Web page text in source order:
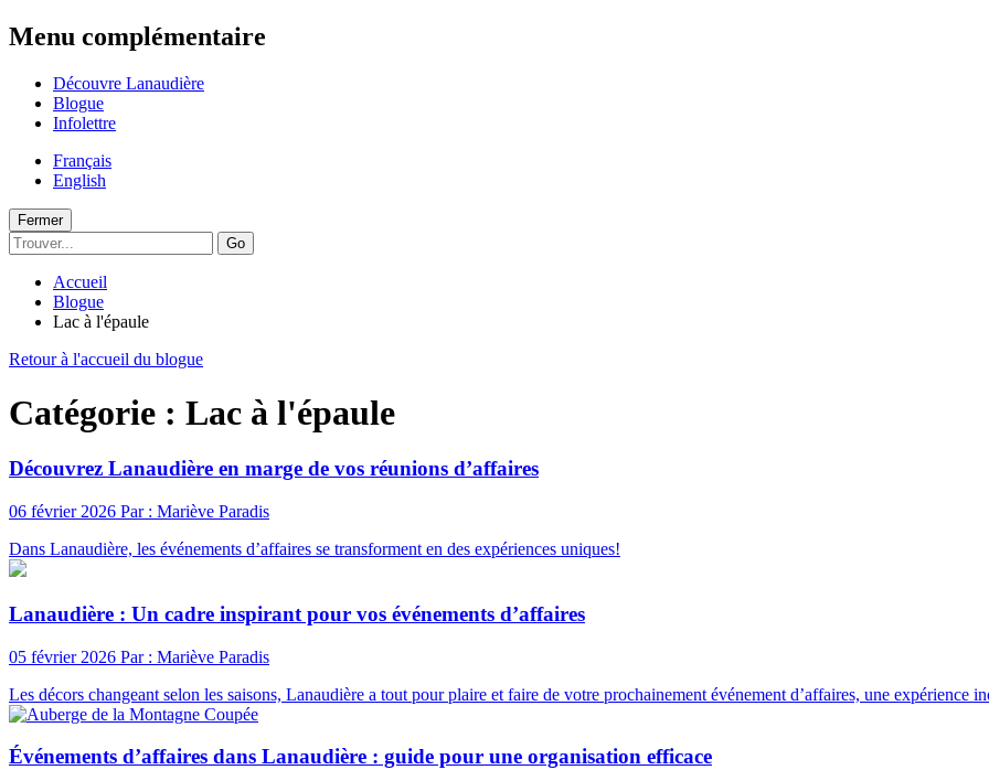
Menu complémentaire
Découvre Lanaudière
Blogue
Infolettre
Français
English
Fermer
Go
Accueil
Blogue
Lac à l'épaule
Retour à l'accueil du blogue
Catégorie : Lac à l'épaule
Découvrez Lanaudière en marge de vos réunions d’affaires
06 février 2026 Par : Mariève Paradis
Dans Lanaudière, les événements d’affaires se transforment en des expériences uniques!
Lanaudière : Un cadre inspirant pour vos événements d’affaires
05 février 2026 Par : Mariève Paradis
Les décors changeant selon les saisons, Lanaudière a tout pour plaire et faire de votre prochainement événement d’affaires, une expérience
Événements d’affaires dans Lanaudière : guide pour une organisation efficace